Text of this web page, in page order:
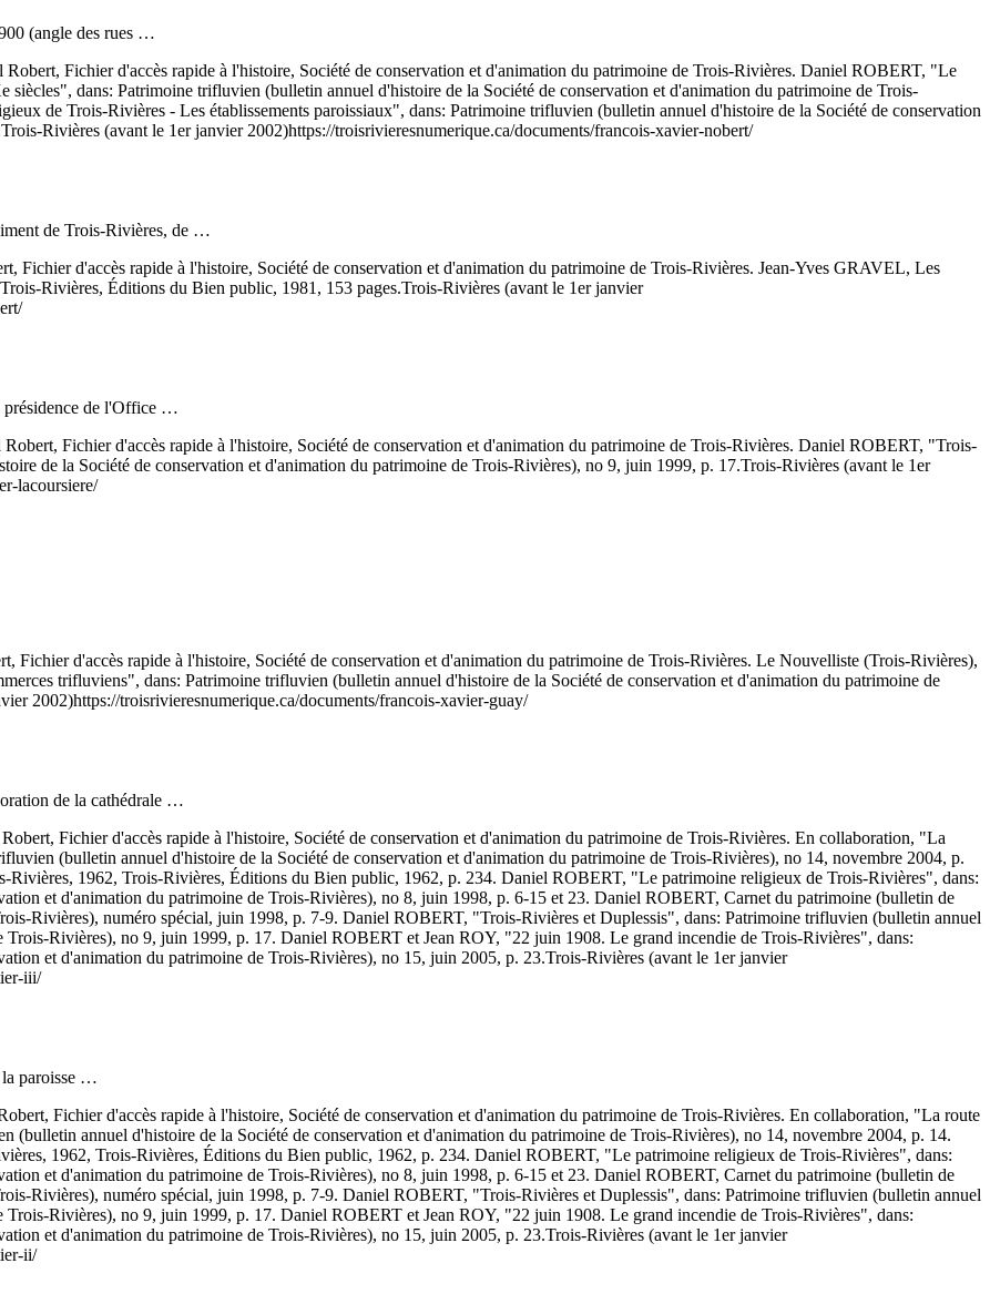
(angle des rues …
Robert, Fichier d'accès rapide à l'histoire, Société de conservation et d'animation du patrimoine de Trois-Rivières. Daniel ROBERT, "Le
dans: Patrimoine trifluvien (bulletin annuel d'histoire de la Société de conservation et d'animation du patrimoine de Trois-
de Trois-Rivières - Les établissements paroissiaux", dans: Patrimoine trifluvien (bulletin annuel d'histoire de la Société de conservation
Trois-Rivières (avant le 1er janvier 2002)https://troisrivieresnumerique.ca/documents/francois-xavier-nobert/
de Trois-Rivières, de …
Fichier d'accès rapide à l'histoire, Société de conservation et d'animation du patrimoine de Trois-Rivières. Jean-Yves GRAVEL, Les
Rivières, Éditions du Bien public, 1981, 153 pages.Trois-Rivières (avant le 1er janvier
présidence de l'Office …
Robert, Fichier d'accès rapide à l'histoire, Société de conservation et d'animation du patrimoine de Trois-Rivières. Daniel ROBERT, "Trois-
de la Société de conservation et d'animation du patrimoine de Trois-Rivières), no 9, juin 1999, p. 17.Trois-Rivières (avant le 1er
lacoursiere/
Fichier d'accès rapide à l'histoire, Société de conservation et d'animation du patrimoine de Trois-Rivières. Le Nouvelliste (Trois-Rivières),
trifluviens", dans: Patrimoine trifluvien (bulletin annuel d'histoire de la Société de conservation et d'animation du patrimoine de
2002)https://troisrivieresnumerique.ca/documents/francois-xavier-guay/
de la cathédrale …
Fichier d'accès rapide à l'histoire, Société de conservation et d'animation du patrimoine de Trois-Rivières. En collaboration, "La
(bulletin annuel d'histoire de la Société de conservation et d'animation du patrimoine de Trois-Rivières), no 14, novembre 2004, p.
1962, Trois-Rivières, Éditions du Bien public, 1962, p. 234. Daniel ROBERT, "Le patrimoine religieux de Trois-Rivières", dans:
et d'animation du patrimoine de Trois-Rivières), no 8, juin 1998, p. 6-15 et 23. Daniel ROBERT, Carnet du patrimoine (bulletin de
Rivières), numéro spécial, juin 1998, p. 7-9. Daniel ROBERT, "Trois-Rivières et Duplessis", dans: Patrimoine trifluvien (bulletin annuel
Trois-Rivières), no 9, juin 1999, p. 17. Daniel ROBERT et Jean ROY, "22 juin 1908. Le grand incendie de Trois-Rivières", dans:
et d'animation du patrimoine de Trois-Rivières), no 15, juin 2005, p. 23.Trois-Rivières (avant le 1er janvier
iii/
la paroisse …
Fichier d'accès rapide à l'histoire, Société de conservation et d'animation du patrimoine de Trois-Rivières. En collaboration, "La route
(bulletin annuel d'histoire de la Société de conservation et d'animation du patrimoine de Trois-Rivières), no 14, novembre 2004, p. 14.
1962, Trois-Rivières, Éditions du Bien public, 1962, p. 234. Daniel ROBERT, "Le patrimoine religieux de Trois-Rivières", dans:
et d'animation du patrimoine de Trois-Rivières), no 8, juin 1998, p. 6-15 et 23. Daniel ROBERT, Carnet du patrimoine (bulletin de
Rivières), numéro spécial, juin 1998, p. 7-9. Daniel ROBERT, "Trois-Rivières et Duplessis", dans: Patrimoine trifluvien (bulletin annuel
Trois-Rivières), no 9, juin 1999, p. 17. Daniel ROBERT et Jean ROY, "22 juin 1908. Le grand incendie de Trois-Rivières", dans:
et d'animation du patrimoine de Trois-Rivières), no 15, juin 2005, p. 23.Trois-Rivières (avant le 1er janvier
ii/